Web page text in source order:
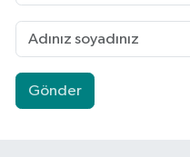
Gönder